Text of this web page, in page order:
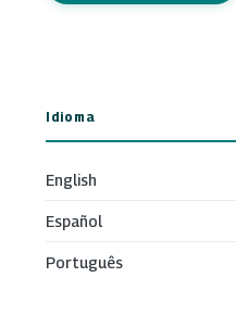
Idioma
English
Español
Português